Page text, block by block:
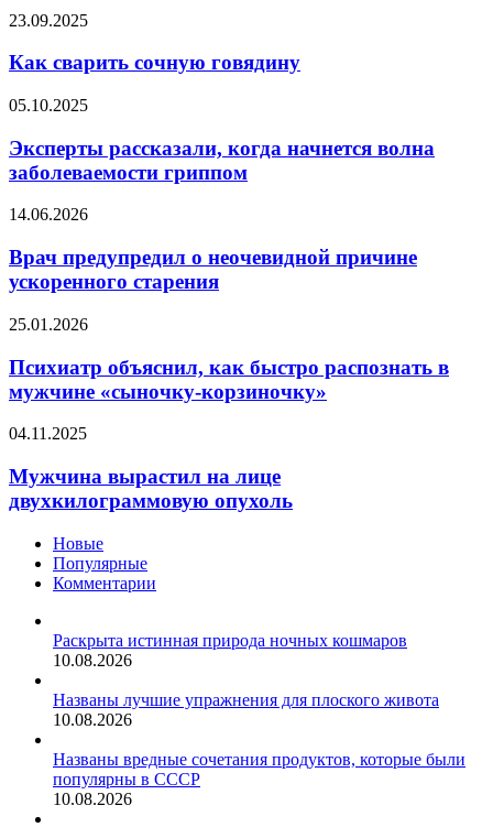
ХОБЛ
Как
сочную
23.09.2025
Как сварить сочную говядину
Эксперты
когда
начнется
волна
гриппом
05.10.2025
Эксперты рассказали, когда начнется волна
заболеваемости гриппом
Врач
о
неочевидной
причине
старения
14.06.2026
Врач предупредил о неочевидной причине
ускоренного старения
Психиатр
как
быстро
распознать
мужчине
корзиночку»
25.01.2026
Психиатр объяснил, как быстро распознать в
мужчине «сыночку-корзиночку»
Мужчина
на
лице
двухкилограммовую
04.11.2025
Мужчина вырастил на лице
двухкилограммовую опухоль
Новые
Популярные
Комментарии
Раскрыта истинная природа ночных кошмаров
10.08.2026
Названы лучшие упражнения для плоского живота
10.08.2026
Названы вредные сочетания продуктов, которые были
популярны в СССР
10.08.2026